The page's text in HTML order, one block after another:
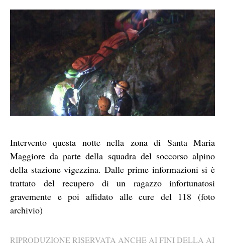
Intervento questa notte nella zona di Santa Maria
Maggiore da parte della squadra del soccorso alpino
della stazione vigezzina. Dalle prime informazioni si è
trattato del recupero di un ragazzo infortunatosi
gravemente e poi affidato alle cure del 118 (foto
archivio)
RIPRODUZIONE RISERVATA ANCHE AI FINI DELLA AI